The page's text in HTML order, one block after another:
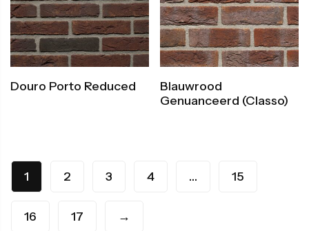
Douro Porto Reduced
Blauwrood
Genuanceerd (classo)
1 2 3 4 … 15
16 17 →